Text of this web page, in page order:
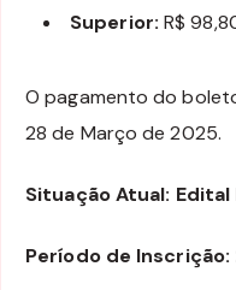
Superior: R$
O pagamento do
28 de Março de 2025.
Situação Atual:
Período de